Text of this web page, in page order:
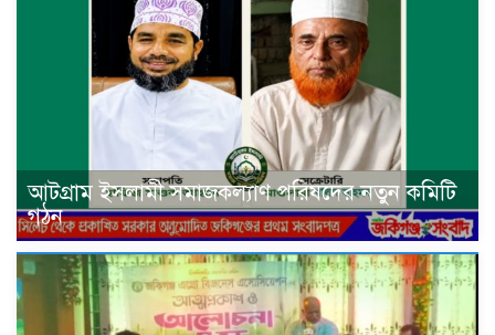
আটগ্রাম ইসলামী সমাজকল্যাণ পরিষদের নতুন কমিটি
গঠন